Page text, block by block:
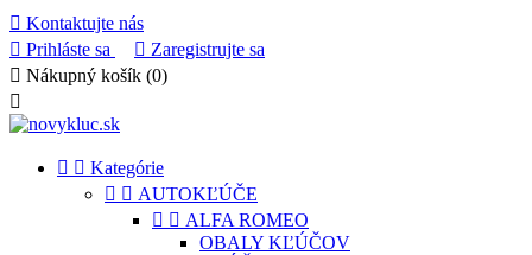
 Kontaktujte nás
 Prihláste sa  Zaregistrujte sa
 Nákupný košík (0)

  Kategórie
  AUTOKĽÚČE
  ALFA ROMEO
OBALY KĽÚČOV